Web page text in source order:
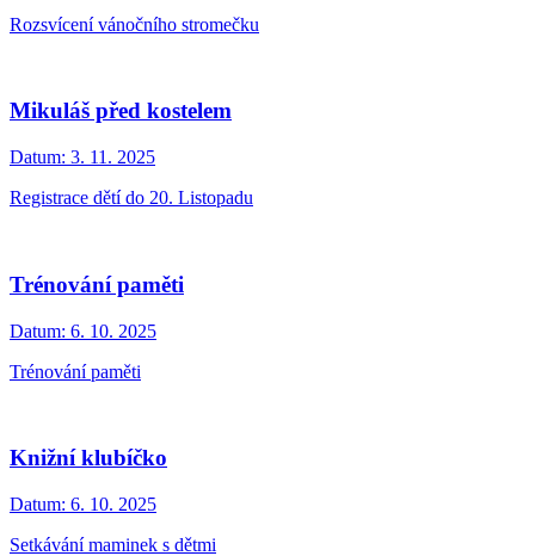
Rozsvícení vánočního stromečku
Mikuláš před kostelem
Datum: 3. 11. 2025
Registrace dětí do 20. Listopadu
Trénování paměti
Datum: 6. 10. 2025
Trénování paměti
Knižní klubíčko
Datum: 6. 10. 2025
Setkávání maminek s dětmi